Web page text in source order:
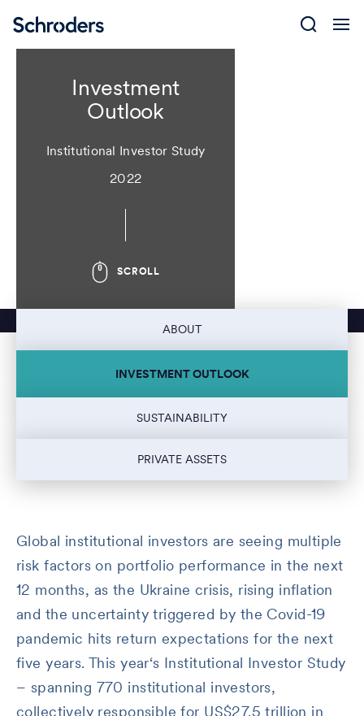
content
Investment
Outlook
Institutional Investor Study
2022
SCROLL
ABOUT
INVESTMENT OUTLOOK
SUSTAINABILITY
PRIVATE ASSETS
Global institutional investors are seeing multiple
risk factors on portfolio performance in the next
12 months, as the Ukraine crisis, rising inflation
and the uncertainty triggered by the Covid-19
pandemic hits return expectations for the next
five years. This year‘s Institutional Investor Study
– spanning 770 institutional investors,
collectively responsible for US$27.5 trillion in